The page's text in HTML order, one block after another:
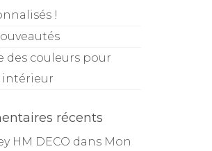
!
des couleurs pour
intérieur
récents
HM DECO dans Mon